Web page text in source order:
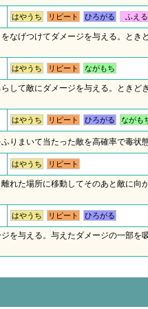
はやうち リピート ひろがる ふえる
なげつけてダメージを与える。とき
はやうち リピート ながもち
して敵にダメージを与える。ときど
はやうち リピート ひろがる ながも
りまいて当たった敵を高確率で毒状態
はやうち リピート
れた場所に移動してそのあと敵に向
はやうち リピート ひろがる
を与える。与えたダメージの一部を